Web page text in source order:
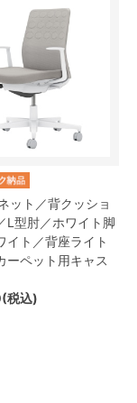
ット／背クッショ
L型肘／ホワイト脚
イト／背座ライト
ーペット用キャス
税込)